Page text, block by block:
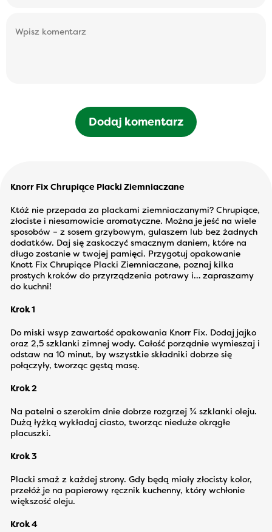
Dodaj komentarz
Knorr Fix Chrupiące Placki Ziemniaczane
Któż nie przepada za plackami ziemniaczanymi? Chrupiące,
złociste i niesamowicie aromatyczne. Można je jeść na wiele
sposobów – z sosem grzybowym, gulaszem lub bez żadnych
dodatków. Daj się zaskoczyć smacznym daniem, które na
długo zostanie w twojej pamięci. Przygotuj opakowanie
Knott Fix Chrupiące Placki Ziemniaczane, poznaj kilka
prostych kroków do przyrządzenia potrawy i… zapraszamy
do kuchni!
Krok 1
Do miski wsyp zawartość opakowania Knorr Fix. Dodaj jajko
oraz 2,5 szklanki zimnej wody. Całość porządnie wymieszaj i
odstaw na 10 minut, by wszystkie składniki dobrze się
połączyły, tworząc gęstą masę.
Krok 2
Na patelni o szerokim dnie dobrze rozgrzej ¾ szklanki oleju.
Dużą łyżką wykładaj ciasto, tworząc nieduże okrągłe
placuszki.
Krok 3
Placki smaż z każdej strony. Gdy będą miały złocisty kolor,
przełóż je na papierowy ręcznik kuchenny, który wchłonie
większość oleju.
Krok 4